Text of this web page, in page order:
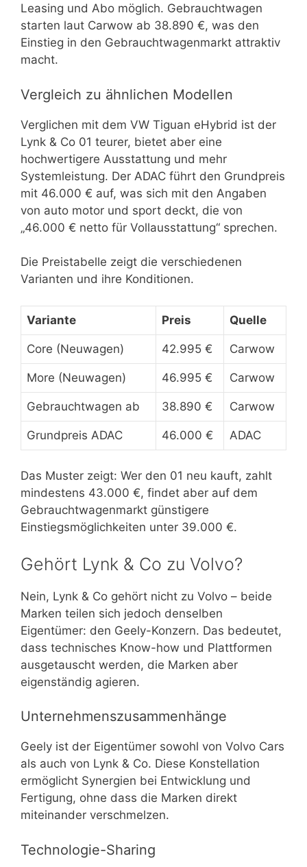
Leasing und Abo möglich. Gebrauchtwagen
starten laut Carwow ab 38.890 €, was den
Einstieg in den Gebrauchtwagenmarkt attraktiv
macht.
Vergleich zu ähnlichen Modellen
Verglichen mit dem VW Tiguan eHybrid ist der
Lynk & Co 01 teurer, bietet aber eine
hochwertigere Ausstattung und mehr
Systemleistung. Der ADAC führt den Grundpreis
mit 46.000 € auf, was sich mit den Angaben
von auto motor und sport deckt, die von
„46.000 € netto für Vollausstattung“ sprechen.
Die Preistabelle zeigt die verschiedenen
Varianten und ihre Konditionen.
Variante Preis Quelle
Core (Neuwagen) 42.995 € Carwow
More (Neuwagen) 46.995 € Carwow
Gebrauchtwagen ab 38.890 € Carwow
Grundpreis ADAC 46.000 € ADAC
Das Muster zeigt: Wer den 01 neu kauft, zahlt
mindestens 43.000 €, findet aber auf dem
Gebrauchtwagenmarkt günstigere
Einstiegsmöglichkeiten unter 39.000 €.
Gehört Lynk & Co zu Volvo?
Nein, Lynk & Co gehört nicht zu Volvo – beide
Marken teilen sich jedoch denselben
Eigentümer: den Geely-Konzern. Das bedeutet,
dass technisches Know-how und Plattformen
ausgetauscht werden, die Marken aber
eigenständig agieren.
Unternehmenszusammenhänge
Geely ist der Eigentümer sowohl von Volvo Cars
als auch von Lynk & Co. Diese Konstellation
ermöglicht Synergien bei Entwicklung und
Fertigung, ohne dass die Marken direkt
miteinander verschmelzen.
Technologie-Sharing